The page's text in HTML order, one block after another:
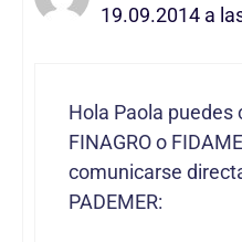
19.09.2014 a
Hola Paola puedes
FINAGRO o
comunicarse
PADEMER: